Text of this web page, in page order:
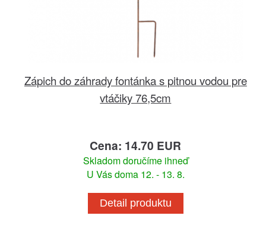
Zápich do záhrady fontánka s pitnou vodou pre
vtáčiky 76,5cm
Cena: 14.70 EUR
Skladom doručíme ihneď
U Vás doma 12. - 13. 8.
Detail produktu